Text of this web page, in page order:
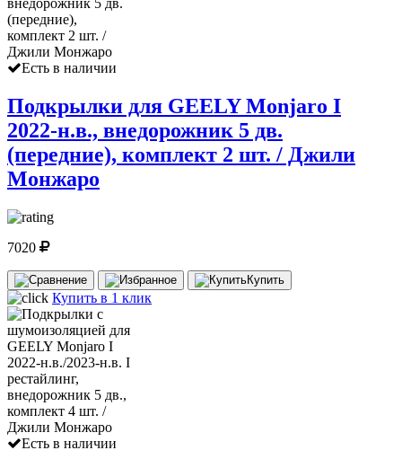
Есть в наличии
Подкрылки для GEELY Monjaro I
2022-н.в., внедорожник 5 дв.
(передние), комплект 2 шт. / Джили
Монжаро
7020
Купить
Купить в 1 клик
Есть в наличии